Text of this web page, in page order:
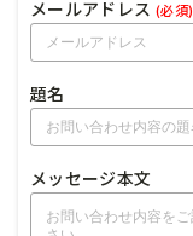
メールアドレス (必須)
題名
メッセージ本文